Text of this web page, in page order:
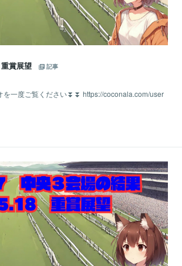
賞展望
記事
を一度ご覧ください⏬⏬ https://coconala.com/user